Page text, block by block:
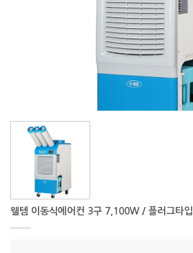
웰템 이동식에어컨 3구 7,100W / 플러그타입